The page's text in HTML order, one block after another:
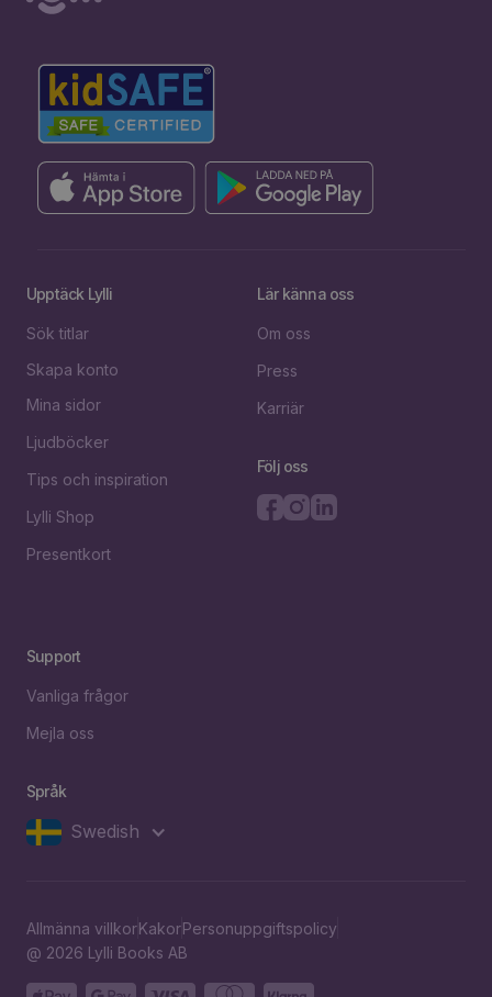
Upptäck Lylli
Sök titlar
Skapa konto
Mina sidor
Ljudböcker
Tips och inspiration
Lylli Shop
Presentkort
Lär känna oss
Om oss
Press
Karriär
Följ oss
Support
Vanliga frågor
Mejla oss
Språk
Swedish
Allmänna villkorKakorPersonuppgiftspolicy
@ 2026 Lylli Books AB